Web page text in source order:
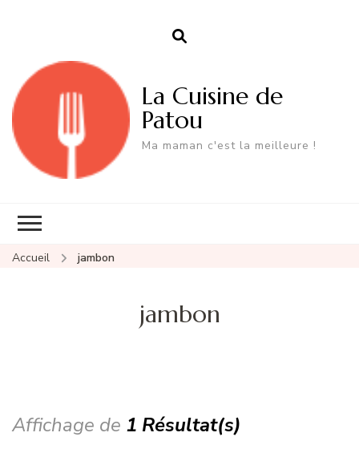
La Cuisine de
Patou
Ma maman c'est la meilleure !
Accueil jambon
jambon
Affichage de 1 Résultat(s)